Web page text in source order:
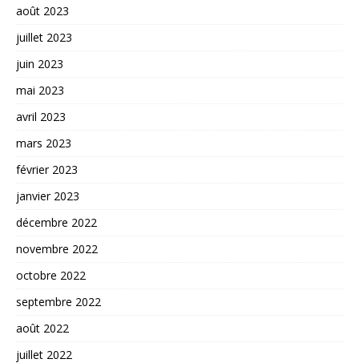
août 2023
juillet 2023
juin 2023
mai 2023
avril 2023
mars 2023
février 2023
janvier 2023
décembre 2022
novembre 2022
octobre 2022
septembre 2022
août 2022
juillet 2022